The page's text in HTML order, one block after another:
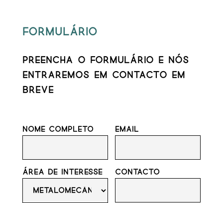
Formulário
Preencha o formulário e nós
entraremos em contacto em
breve
Nome completo Email
Área de interesse Contacto